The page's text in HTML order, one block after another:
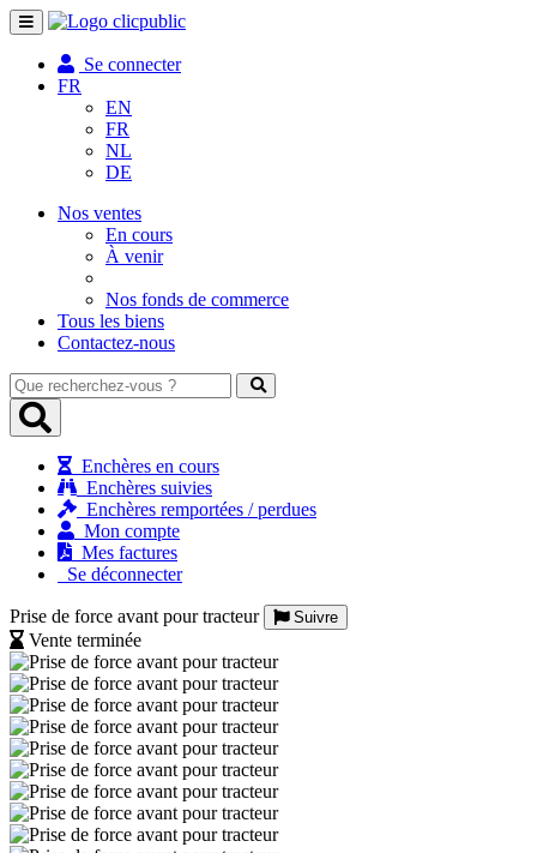
Toggle
navigation
Se connecter
FR
EN
FR
NL
DE
Nos ventes
En cours
À venir
Nos fonds de commerce
Tous les biens
Contactez-nous
Que
recherchez-
vous
Enchères en cours
Enchères suivies
Enchères remportées / perdues
Mon compte
Mes factures
Se déconnecter
Prise de force avant pour tracteur Suivre
Vente terminée